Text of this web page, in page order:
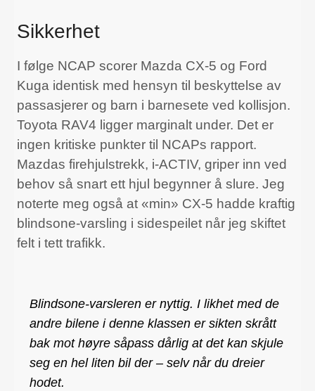
Sikkerhet
I følge NCAP scorer Mazda CX-5 og Ford
Kuga identisk med hensyn til beskyttelse av
passasjerer og barn i barnesete ved kollisjon.
Toyota RAV4 ligger marginalt under. Det er
ingen kritiske punkter til NCAPs rapport.
Mazdas firehjulstrekk, i-ACTIV, griper inn ved
behov så snart ett hjul begynner å slure. Jeg
noterte meg også at «min» CX-5 hadde kraftig
blindsone-varsling i sidespeilet når jeg skiftet
felt i tett trafikk.
Blindsone-varsleren er nyttig. I likhet med de
andre bilene i denne klassen er sikten skrått
bak mot høyre såpass dårlig at det kan skjule
seg en hel liten bil der – selv når du dreier
hodet.